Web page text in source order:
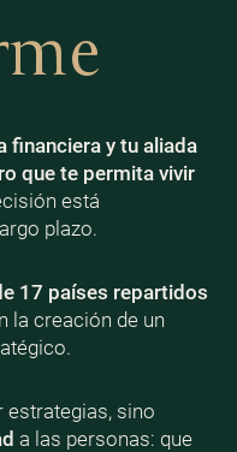
financiera y tu aliada
que te permita vivir
está
plazo.
17 países repartidos
la creación de un
sino
a las personas: que